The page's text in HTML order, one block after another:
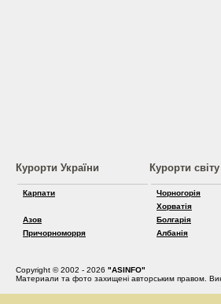
Курорти України
Карпати
Азов
Причорноморря
Курорти світу
Чорногорія
Хорватія
Болгарія
Албанія
Copyright © 2002 - 2026 "ASINFO"
Материали та фото захищені авторським правом.